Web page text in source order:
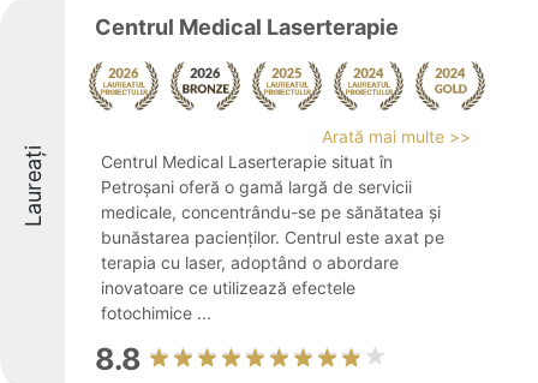
Laureați
Centrul Medical Laserterapie
Arată mai multe >>
Centrul Medical Laserterapie situat în
Petroșani oferă o gamă largă de servicii
medicale, concentrându-se pe sănătatea și
bunăstarea pacienților. Centrul este axat pe
terapia cu laser, adoptând o abordare
inovatoare ce utilizează efectele
fotochimice ...
8.8